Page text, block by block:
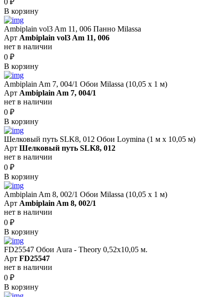
В корзину
Ambiplain vol3 Am 11, 006 Панно Milassa
Арт Ambiplain vol3 Am 11, 006
нет в наличии
0 ₽
В корзину
Ambiplain Am 7, 004/1 Обои Milassa (10,05 х 1 м)
Арт Ambiplain Am 7, 004/1
нет в наличии
0 ₽
В корзину
Шелковый путь SLK8, 012 Обои Loymina (1 м х 10,05 м)
Арт Шелковый путь SLK8, 012
нет в наличии
0 ₽
В корзину
Ambiplain Am 8, 002/1 Обои Milassa (10,05 х 1 м)
Арт Ambiplain Am 8, 002/1
нет в наличии
0 ₽
В корзину
FD25547 Обои Aura - Theory 0,52x10,05 м.
Арт FD25547
нет в наличии
0 ₽
В корзину